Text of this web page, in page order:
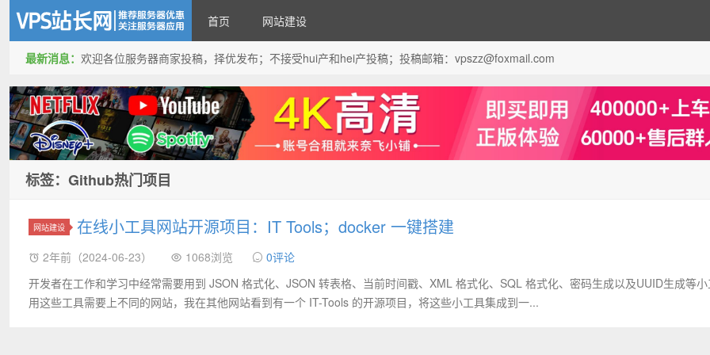
VPS站长网
首页 网站建设
最新消息： 欢迎各位服务器商家投稿，择优发布；不接受hui产和hei产投稿；投稿邮箱：vpszz@foxmail.com
标签：Github热门项目
网站建设 在线小工具网站开源项目：IT Tools；docker 一键搭建
2年前（2024-06-23） 1068浏览
0评论
开发者在工作和学习中经常需要用到 JSON 格式化、JSON 转表格、当前时间戳、XML 格式化、SQL 格式化、密码生成以及UUID生成等
用这些工具需要上不同的网站，我在其他网站看到有一个 IT-Tools 的开源项目，将这些小工具集成到一...